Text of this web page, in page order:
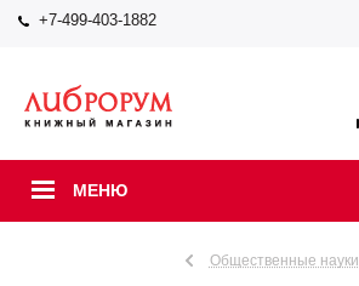
+7-499-403-1882
МЕНЮ
Общественные науки